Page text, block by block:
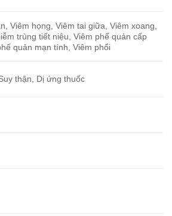
Viêm họng, Viêm tai giữa, Viêm xoang,
trùng tiết niệu, Viêm phế quản cấp
quản mạn tính, Viêm phổi
thận, Dị ứng thuốc